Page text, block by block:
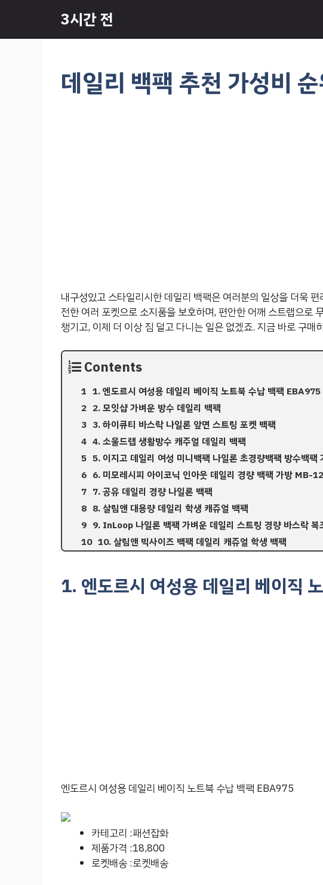
츠
3시간 전
데일리 백팩 추천 가성비
내구성있고 스타일리시한 데일리 백팩은 여러분의 일상을 더욱
전한 여러 포켓으로 소지품을 보호하며, 편안한 어깨 스트랩으로
챙기고, 이제 더 이상 짐 덜고 다니는 일은 없겠죠. 지금 바로 구매
Contents
1. 엔도르시 여성용 데일리 베이직 노트북 수납 백팩 EBA975
2. 모잇샵 가벼운 방수 데일리 백팩
3. 하이큐티 바스락 나일론 앞면 스트링 포켓 백팩
4. 소울드랩 생활방수 캐주얼 데일리 백팩
5. 이지고 데일리 여성 미니백팩 나일론 초경량백팩 방수백팩
6. 미모레시피 아이코닉 인아웃 데일리 경량 백팩 가방 MB-
7. 공유 데일리 경량 나일론 백팩
8. 살림앤 대용량 데일리 학생 캐쥬얼 백팩
9. InLoop 나일론 백팩 가벼운 데일리 스트링 경량 바스락
10. 살림앤 빅사이즈 백팩 데일리 캐쥬얼 학생 백팩
1. 엔도르시 여성용 데일리 베이직
엔도르시 여성용 데일리 베이직 노트북 수납 백팩 EBA975
카테고리 :패션잡화
제품가격 :18,800
로켓배송 :로켓배송